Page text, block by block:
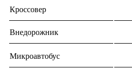
Кроссовер
Внедорожник
Микроавтобус